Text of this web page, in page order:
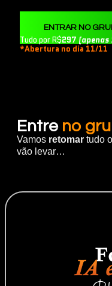
ENTRAR NO
Tudo por R$297
*Abertura no dia 11/11
Entre no
Vamos retomar tudo
vão levar…